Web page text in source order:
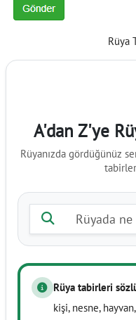
Rüya
A'dan Z'ye
Rüyanızda gördüğünüz
Rüya tabiri ara
Rüya tabirleri
kişi, nesne,